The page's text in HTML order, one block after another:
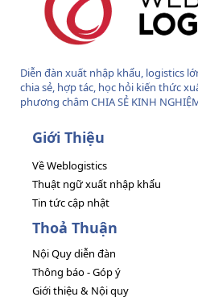
Diễn đàn xuất nhập khẩu, logistics
chia sẻ, hợp tác, học hỏi kiến thức
phương châm CHIA SẺ KINH
Giới Thiệu
Về Weblogistics
Thuật ngữ xuất nhập khẩu
Tin tức cập nhật
Thoả Thuận
Nội Quy diễn đàn
Thông báo - Góp ý
Giới thiệu & Nội quy